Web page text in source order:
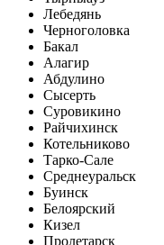
Лебедянь
Черноголовка
Бакал
Алагир
Абдулино
Сысерть
Суровикино
Райчихинск
Котельниково
Тарко-Сале
Среднеуральск
Буинск
Белоярский
Кизел
Пролетарск